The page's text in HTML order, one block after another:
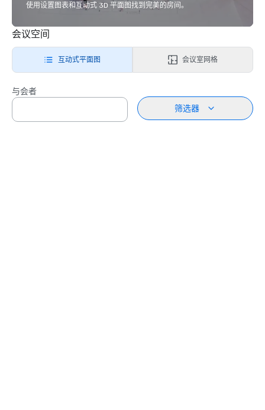
使用设置图表和互动式 3D 平面图找到完美的房间。
会议空间
互动式平面图 会议室网格
与会者
筛选器